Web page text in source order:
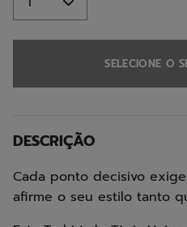
SELECIONE O
DESCRIÇÃO
Cada ponto decisivo
afirme o seu estilo tanto